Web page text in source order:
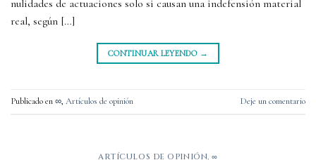
nulidades de actuaciones solo si causan una indefensión material
real, según […]
CONTINUAR LEYENDO →
Publicado en∞, Artículos de opinión Deje un comentario
ARTÍCULOS DE OPINIÓN,∞